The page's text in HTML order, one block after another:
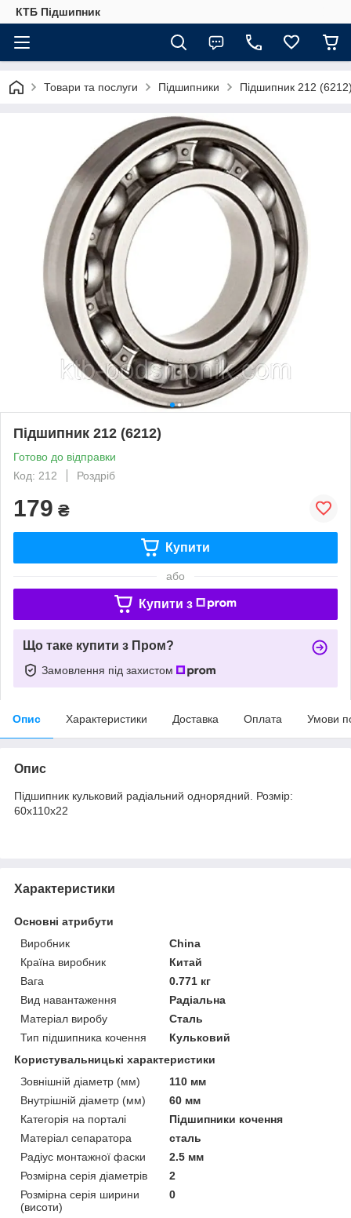
КТБ Підшипник
Товари та послуги Підшипники Підшипник 212
Підшипник 212 (6212)
Готово до відправки
Код: 212
Роздріб
179 ₴
Купити
або
Купити з
Що таке купити з Пром?
Замовлення під захистом
Опис Характеристики Доставка Оплата Умови
Опис
Підшипник кульковий радіальний однорядний. Розмір:
60х110х22
Характеристики
Основні атрибути
Виробник
China
Країна виробник
Китай
Вага
0.771 кг
Вид навантаження
Радіальна
Матеріал виробу
Сталь
Тип підшипника кочення
Кульковий
Користувальницькі характеристики
Зовнішній діаметр (мм)
110 мм
Внутрішній діаметр (мм)
60 мм
Категорія на порталі
Підшипники кочення
Матеріал сепаратора
сталь
Радіус монтажної фаски
2.5 мм
Розмірна серія діаметрів
2
Розмірна серія ширини
(висоти)
0